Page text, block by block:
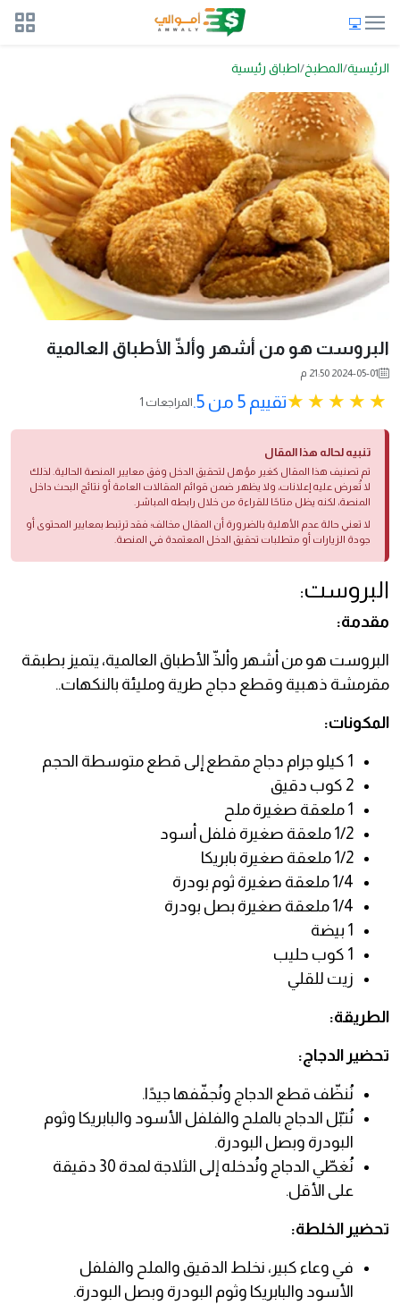
الرئيسية المطبخ اطباق رئيسية
البروست هو من أشهر وألذّ الأطباق العالمية
2024-05-01 21:50 م
تقييم 5 من 5. 1 المراجعات
تنبيه لحاله هذا المقال
تم تصنيف هذا المقال كغير مؤهل لتحقيق الدخل وفق معايير المنصة الحالية. لذلك
لا تُعرض عليه إعلانات، ولا يظهر ضمن قوائم المقالات العامة أو نتائج البحث داخل
المنصة، لكنه يظل متاحًا للقراءة من خلال رابطه المباشر.
لا تعني حالة عدم الأهلية بالضرورة أن المقال مخالف؛ فقد ترتبط بمعايير المحتوى أو
جودة الزيارات أو متطلبات تحقيق الدخل المعتمدة في المنصة.
البروست:
مقدمة:
البروست هو من أشهر وألذّ الأطباق العالمية، يتميز بطبقة
مقرمشة ذهبية وقطع دجاج طرية ومليئة بالنكهات..
المكونات:
1 كيلو جرام دجاج مقطع إلى قطع متوسطة الحجم
2 كوب دقيق
1 ملعقة صغيرة ملح
1/2 ملعقة صغيرة فلفل أسود
1/2 ملعقة صغيرة بابريكا
1/4 ملعقة صغيرة ثوم بودرة
1/4 ملعقة صغيرة بصل بودرة
1 بيضة
1 كوب حليب
زيت للقلي
الطريقة:
تحضير الدجاج:
نُنظّف قطع الدجاج ونُجفّفها جيدًا.
نُتبّل الدجاج بالملح والفلفل الأسود والبابريكا وثوم
البودرة وبصل البودرة.
نُغطّي الدجاج ونُدخله إلى الثلاجة لمدة 30 دقيقة
على الأقل.
تحضير الخلطة:
في وعاء كبير، نخلط الدقيق والملح والفلفل
الأسود والبابريكا وثوم البودرة وبصل البودرة.